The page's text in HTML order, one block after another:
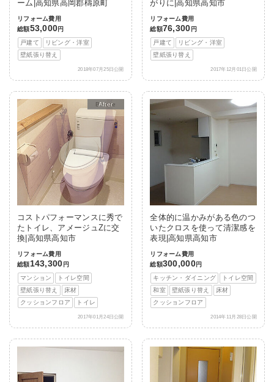
ーム|高知県高岡郡檮原町
リフォーム費用
総額53,000円
戸建て
リビング・洋室
壁紙張り替え
2018年07月25日公開
がりに|高知県高知市
リフォーム費用
総額76,300 円
戸建て
リビング・洋室
壁紙張り替え
2017年12月01日公開
After
コストパフォーマンスに秀で
たトイレ、アメージュZに交
換|高知県高知市
リフォーム費用
総額143,300 円
マンション
トイレ空間
壁紙張り替え
床材
クッションフロア
トイレ
2017年01月24日公開
全体的に温かみがある色のつ
いたクロスを使って清潔感を
表現|高知県高知市
リフォーム費用
総額300,000円
キッチン・ダイニング
トイレ空間
和室
壁紙張り替え
床材
クッションフロア
2014年11月28日公開